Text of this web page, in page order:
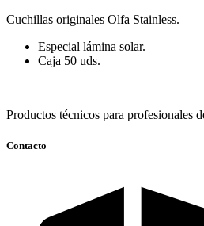
Cuchillas originales Olfa Stainless.
Especial lámina solar.
Caja 50 uds.
Productos técnicos para profesionales
Contacto